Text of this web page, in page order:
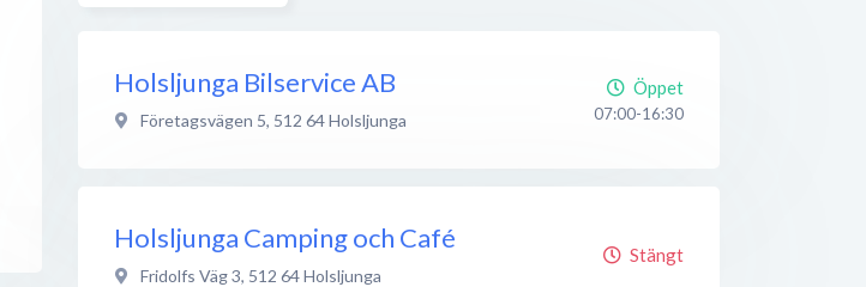
Holsljunga Bilservice AB
Företagsvägen 5, 512 64Holsljunga
Öppet
07:00-16:30
Holsljunga Camping och Café
Fridolfs Väg 3, 512 64Holsljunga
Stängt